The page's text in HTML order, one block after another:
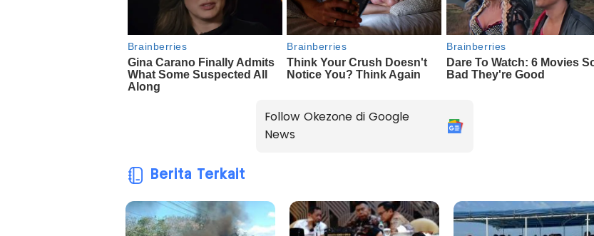
Follow Okezone di Google
News
Berita Terkait